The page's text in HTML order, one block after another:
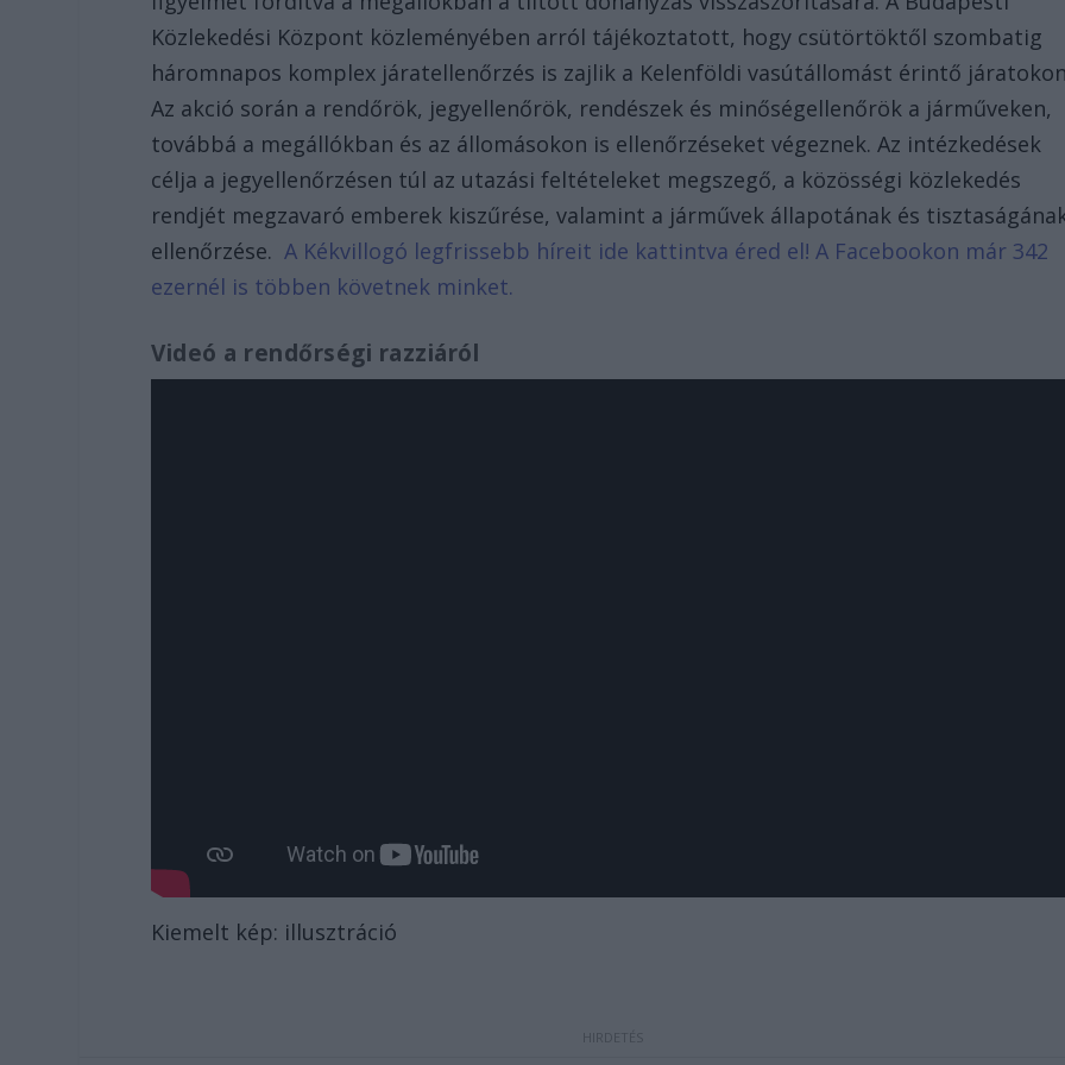
Közlekedési Központ közleményében arról tájékoztatott, hogy csütörtöktől szombatig
háromnapos komplex járatellenőrzés is zajlik a Kelenföldi vasútállomást érintő
Az akció során a rendőrök, jegyellenőrök, rendészek és minőségellenőrök a járműveken,
továbbá a megállókban és az állomásokon is ellenőrzéseket végeznek. Az intézkedések
célja a jegyellenőrzésen túl az utazási feltételeket megszegő, a közösségi közlekedés
rendjét megzavaró emberek kiszűrése, valamint a járművek állapotának és
ellenőrzése.A Kékvillogó legfrissebb híreit ide kattintva éred el! A Facebookon már 342
ezernél is többen követnek minket.
Videó a rendőrségi razziáról
Kiemelt kép: illusztráció